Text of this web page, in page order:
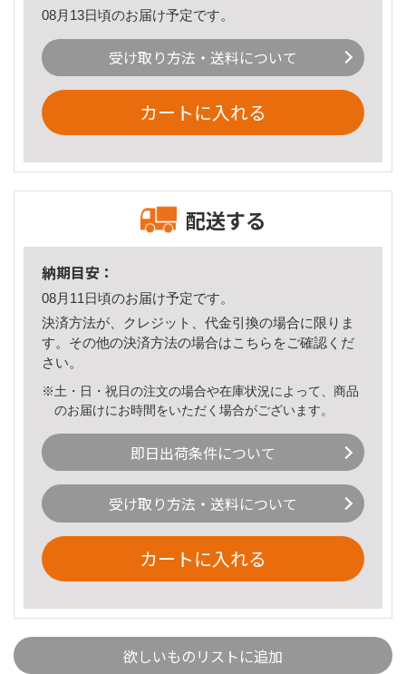
08月13日頃のお届け予定です。
受け取り方法・送料について
カートに入れる
配送する
納期目安：
08月11日頃のお届け予定です。
決済方法が、クレジット、代金引換の場合に限りま
す。その他の決済方法の場合はこちら をご確認くだ
さい。
※土・日・祝日の注文の場合や在庫状況によって、商品
のお届けにお時間をいただく場合がございます。
即日出荷条件について
受け取り方法・送料について
カートに入れる
欲しいものリストに追加